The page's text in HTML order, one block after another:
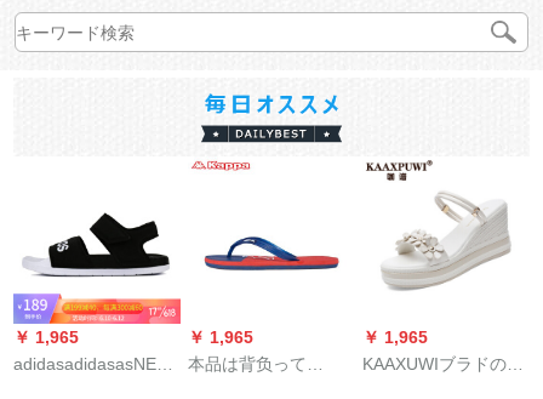
￥ 1,965
adidasadidasasNEO
￥ 1,965
本品は背负って
￥ 1,965
KAAXUWIブラドの女